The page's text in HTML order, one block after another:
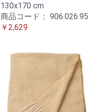
130x170 cm
商品コード： 906.026.95
￥2,629